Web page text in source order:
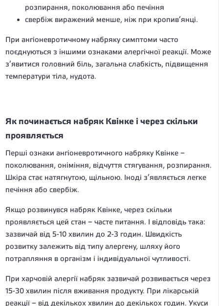
розпирання, поколювання або печіння
свербіж виражений менше, ніж при кропив’янці.
При ангіоневротичному набряку симптоми часто
поєднуються з іншими ознаками алергічної реакції. Може
з’явитися головний біль, загальна слабкість, підвищення
температури тіла, нудота.
Як починається набряк Квінке і через скільки
проявляється
Перші ознаки ангіоневротичного набряку Квінке –
поколювання, оніміння, відчуття стягування, розпирання.
Шкіра стає натягнутою, щільною. Іноді з’являється легке
печіння або свербіж.
Якщо розвинувся набряк Квінке, через скільки
проявляється цей стан – часте питання. І відповідь така:
зазвичай від 5-10 хвилин до 2-3 годин. Швидкість
розвитку залежить від типу алергену, шляху його
потрапляння в організм і індивідуальної чутливості.
При харчовій алергії набряк зазвичай розвивається через
15-30 хвилин після вживання продукту. При лікарській
реакції – від декількох хвилин до декількох годин. Укуси